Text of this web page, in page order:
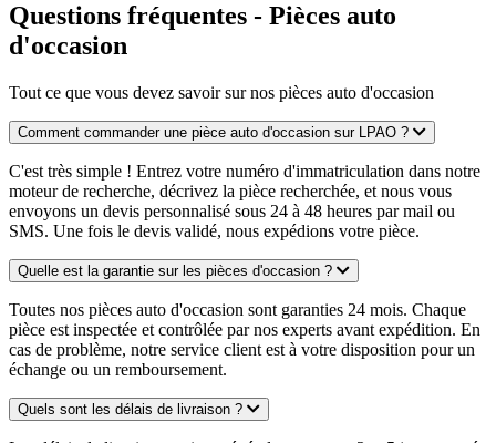
Questions fréquentes - Pièces auto
d'occasion
Tout ce que vous devez savoir sur nos pièces auto d'occasion
Comment commander une pièce auto d'occasion sur LPAO ?
C'est très simple ! Entrez votre numéro d'immatriculation dans notre
moteur de recherche, décrivez la pièce recherchée, et nous vous
envoyons un devis personnalisé sous 24 à 48 heures par mail ou
SMS. Une fois le devis validé, nous expédions votre pièce.
Quelle est la garantie sur les pièces d'occasion ?
Toutes nos pièces auto d'occasion sont garanties 24 mois. Chaque
pièce est inspectée et contrôlée par nos experts avant expédition. En
cas de problème, notre service client est à votre disposition pour un
échange ou un remboursement.
Quels sont les délais de livraison ?